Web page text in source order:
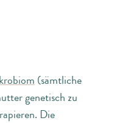
(sämtliche
genetisch zu
Die